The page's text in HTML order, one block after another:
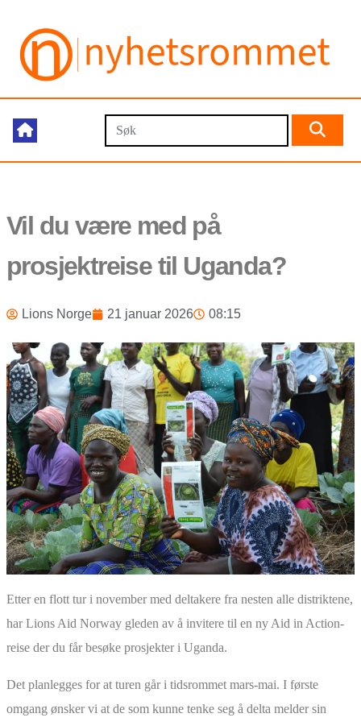
Vil du være med på
prosjektreise til Uganda?
Lions Norge 21 januar 2026 08:15
Etter en flott tur i november med deltakere fra nesten alle distriktene,
har Lions Aid Norway gleden av å invitere til en ny Aid in Action-
reise der du får besøke prosjekter i Uganda.
Det planlegges for at turen går i tidsrommet mars-mai. I første
omgang ønsker vi at de som kunne tenke seg å delta melder sin